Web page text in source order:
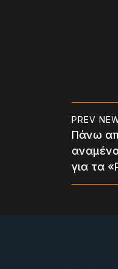
PREV
Πάνω
για τα